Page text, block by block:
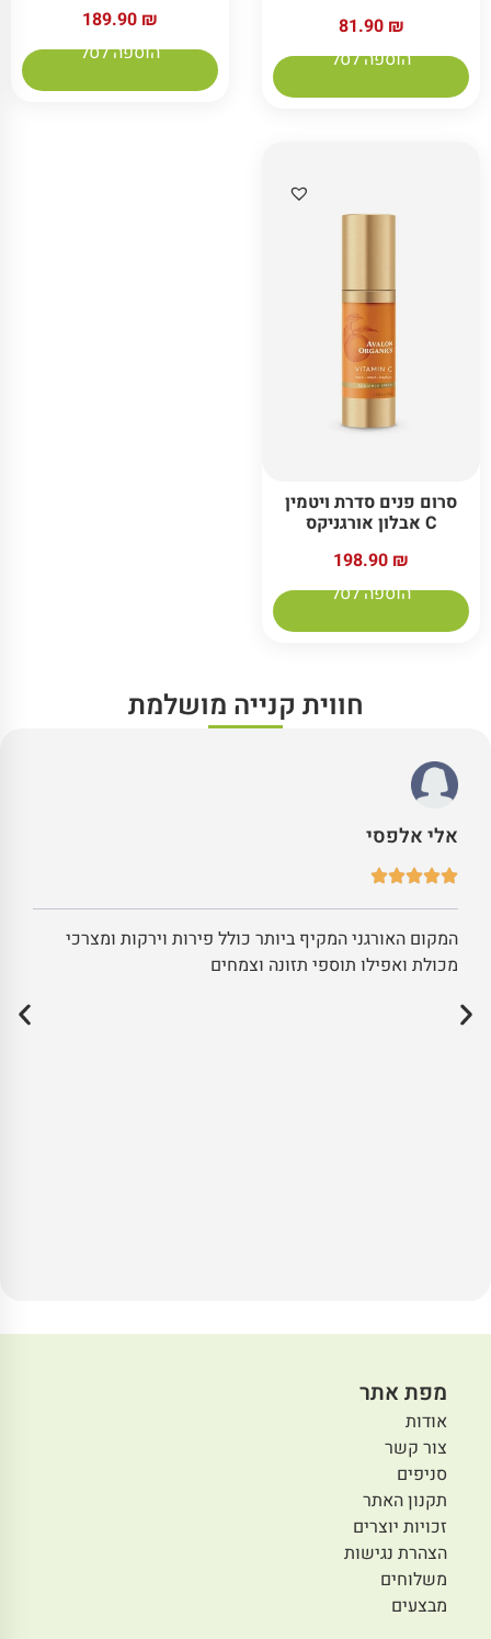
81.90 ₪
הוספה לסל
189.90 ₪
הוספה לסל
סרום פנים סדרת ויטמין
C אבלון אורגניקס
198.90 ₪
הוספה לסל
חווית קנייה מושלמת
אלי אלפסי
המקום האורגני המקיף ביותר כולל פירות וירקות ומצרכי
מכולת ואפילו תוספי תזונה וצמחים
מפת אתר
אודות
צור קשר
סניפים
תקנון האתר
זכויות יוצרים
הצהרת נגישות
משלוחים
מבצעים